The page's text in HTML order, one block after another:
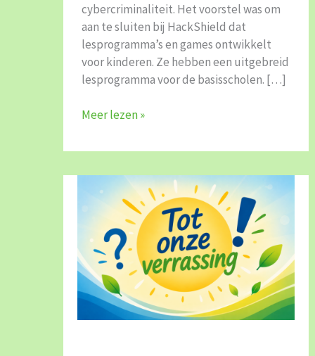
cybercriminaliteit. Het voorstel was om
aan te sluiten bij HackShield dat
lesprogramma’s en games ontwikkelt
voor kinderen. Ze hebben een uitgebreid
lesprogramma voor de basisscholen. […]
Meer lezen »